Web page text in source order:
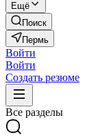
Ещё
Поиск
Пермь
Войти
Войти
Создать резюме
Все разделы